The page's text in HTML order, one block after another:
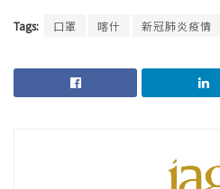
Tags: 口罩 喀什 新冠肺炎疫情